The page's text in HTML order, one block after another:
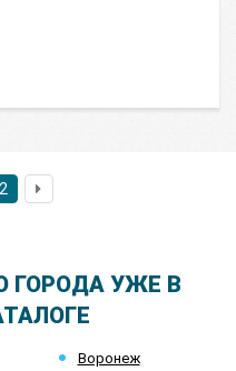
2
ГОРОДА УЖЕ В
Воронеж